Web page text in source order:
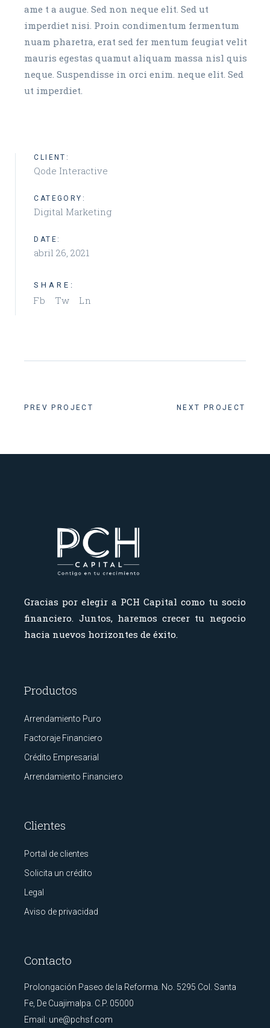
ame t a augue. Sed non neque elit. Sed ut
imperdiet nisi. Proin condimentum fermentum
nuam pharetra, erat sed fer mentum feugiat velit
mauris egestas quamut aliquam massa nisl quis
neque. Suspendisse in orci enim. neque elit. Sed
ut imperdiet.
CLIENT:
Qode Interactive
CATEGORY:
Digital Marketing
DATE:
abril 26, 2021
SHARE:
Fb Tw Ln
PREV PROJECT NEXT PROJECT
Gracias por elegir a PCH Capital como tu socio
financiero. Juntos, haremos crecer tu negocio
hacia nuevos horizontes de éxito.
Productos
Arrendamiento Puro
Factoraje Financiero
Crédito Empresarial
Arrendamiento Financiero
Clientes
Portal de clientes
Solicita un crédito
Legal
Aviso de privacidad
Contacto
Prolongación Paseo de la Reforma. No. 5295 Col. Santa
Fe, De Cuajimalpa. C.P. 05000
Email: une@pchsf.com